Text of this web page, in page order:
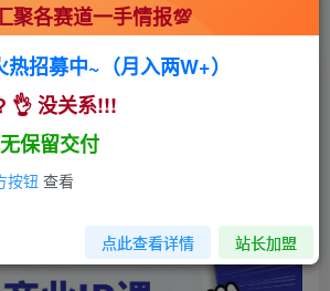
实战拆解 正文
教我的商业IP课
聚各赛道一手情报💯
招募中~（月入两W+）
👌 没关系!!!
保留交付
按钮 查看
点此查看详情 站长加盟